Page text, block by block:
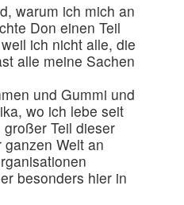
warum ich mich an
Don einen Teil
ich nicht alle, die
alle meine Sachen
und Gummi und
wo ich lebe seit
Teil dieser
Welt an
besonders hier in